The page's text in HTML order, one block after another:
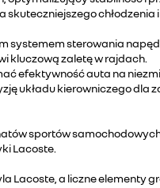
systemem sterowania
kluczową zaletę w rajdach.
efektywność auta na
układu kierowniczego dla
sportów
Lacoste.
a liczne elementy